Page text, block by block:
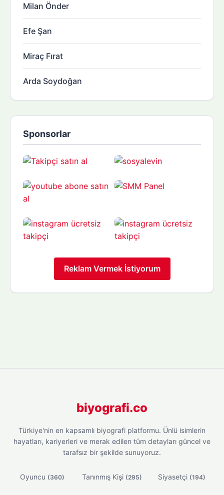
Milan Önder
Efe Şan
Miraç Fırat
Arda Soydoğan
Sponsorlar
Reklam Vermek İstiyorum
biyografi.co
Türkiye'nin en kapsamlı biyografi platformu. Ünlü isimlerin
hayatları, kariyerleri ve merak edilen tüm detayları güncel ve
tarafsız bir şekilde sunuyoruz.
Oyuncu (360) Tanınmış Kişi (295) Siyasetçi (194)